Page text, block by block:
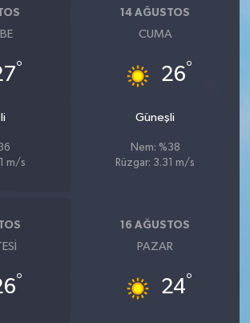
°
m/s
14 AĞUSTOS
CUMA
26°
Güneşli
Nem: %38
Rüzgar: 3.31 m/s
°
16 AĞUSTOS
PAZAR
24°